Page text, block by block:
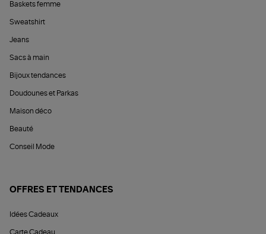
Baskets femme
Sweatshirt
Jeans
Sacs à main
Bijoux tendances
Doudounes et Parkas
Maison déco
Beauté
Conseil Mode
OFFRES ET TENDANCES
Idées Cadeaux
Carte Cadeau